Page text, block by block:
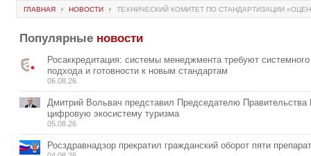
ГЛАВНАЯ НОВОСТИ ТЕХНИЧЕСКИЙ КОМИТЕТ ПО СТАНДАРТИЗАЦИИ
Популярные новости
Росаккредитация: системы менеджмента требуют системного
подхода и готовности к новым стандартам
06.08.26
Дмитрий Вольвач представил Председателю
цифровую экосистему туризма
05.08.26
Росздравнадзор прекратил гражданский оборот пяти